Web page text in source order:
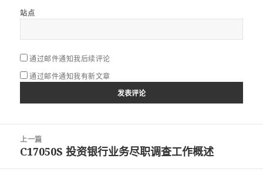
站点
通过邮件通知我后续评论
通过邮件通知我有新文章
上一篇
上
C17050S 投资银行业务尽职调查工作概述